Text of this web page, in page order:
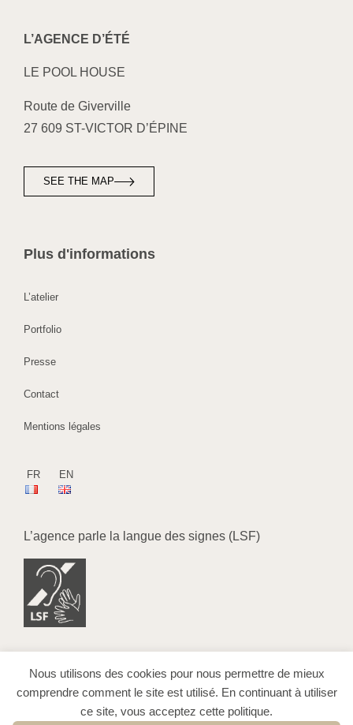
Nous utilisons des cookies pour nous permettre de mieux
comprendre comment le site est utilisé. En continuant à utiliser
ce site, vous acceptez cette politique.
L’AGENCE D’ÉTÉ
LE POOL HOUSE
Route de Giverville
27 609 ST-VICTOR D’ÉPINE
SEE THE MAP
Plus d'informations
L’atelier
Portfolio
Presse
Contact
Mentions légales
FR EN
L’agence parle la langue des signes (LSF)